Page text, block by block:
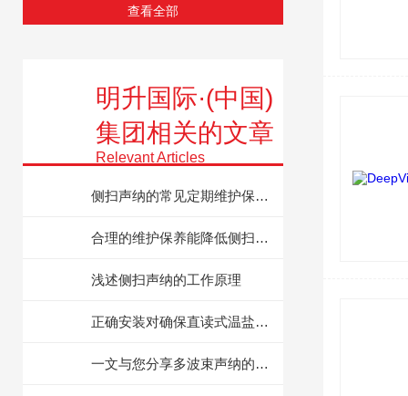
查看全部
明升国际·(中国)
集团相关的文章
Relevant Articles
侧扫声纳的常见定期维护保养方法分享
合理的维护保养能降低侧扫声纳的故障率
浅述侧扫声纳的工作原理
正确安装对确保直读式温盐深仪CTD测量数据准确性至关重要
一文与您分享多波束声纳的正确操作步骤